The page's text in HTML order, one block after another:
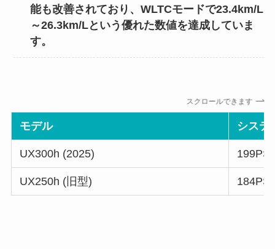
能も改善されており、WLTCモードで23.4km/L
～26.3km/Lという優れた数値を達成していま
す。
スクロールできます
モデル システ
UX300h (2025) 199PS
UX250h (旧型) 184PS